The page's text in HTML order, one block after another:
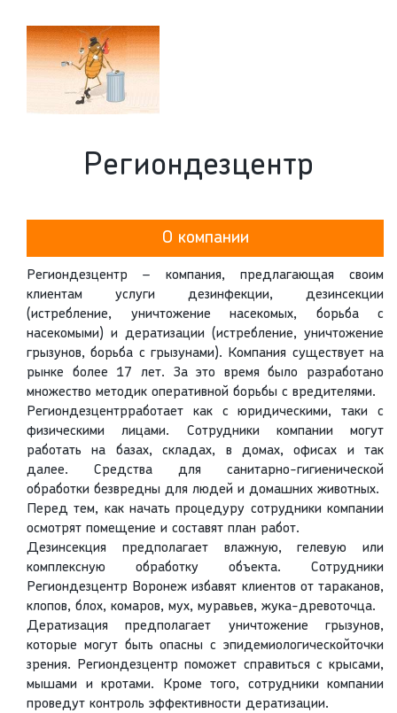
Региондезцентр
О компании
Региондезцентр – компания, предлагающая своим
клиентам услуги дезинфекции, дезинсекции
(истребление, уничтожение насекомых, борьба с
насекомыми) и дератизации (истребление, уничтожение
грызунов, борьба с грызунами). Компания существует на
рынке более 17 лет. За это время было разработано
множество методик оперативной борьбы с вредителями.
Региондезцентрработает как с юридическими, таки с
физическими лицами. Сотрудники компании могут
работать на базах, складах, в домах, офисах и так
далее. Средства для санитарно-гигиенической
обработки безвредны для людей и домашних животных.
Перед тем, как начать процедуру сотрудники компании
осмотрят помещение и составят план работ.
Дезинсекция предполагает влажную, гелевую или
комплексную обработку объекта. Сотрудники
Региондезцентр Воронеж избавят клиентов от тараканов,
клопов, блох, комаров, мух, муравьев, жука-древоточца.
Дератизация предполагает уничтожение грызунов,
которые могут быть опасны с эпидемиологическойточки
зрения. Региондезцентр поможет справиться с крысами,
мышами и кротами. Кроме того, сотрудники компании
проведут контроль эффективности дератизации.